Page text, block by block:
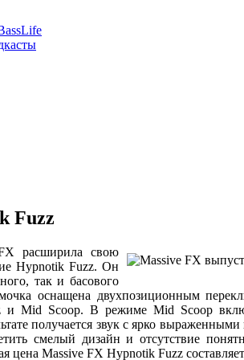
Fuzz
расширила свою
Hypnotik Fuzz. Он
так и басового
оснащена двухпозиционным
и Mid Scoop. В режиме Mid Scoop
получается звук с ярко
смелый дизайн и отсутствие
цена Massive FX Hypnotik Fuzz